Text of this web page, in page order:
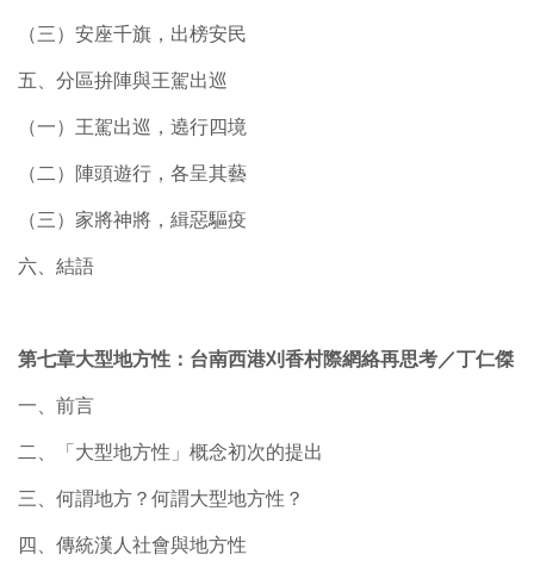
（三）安座千旗，出榜安民
五、分區拚陣與王駕出巡
（一）王駕出巡，遶行四境
（二）陣頭遊行，各呈其藝
（三）家將神將，緝惡驅疫
六、結語
第七章大型地方性：台南西港刈香村際網絡再思考／丁仁傑
一、前言
二、「大型地方性」概念初次的提出
三、何謂地方？何謂大型地方性？
四、傳統漢人社會與地方性